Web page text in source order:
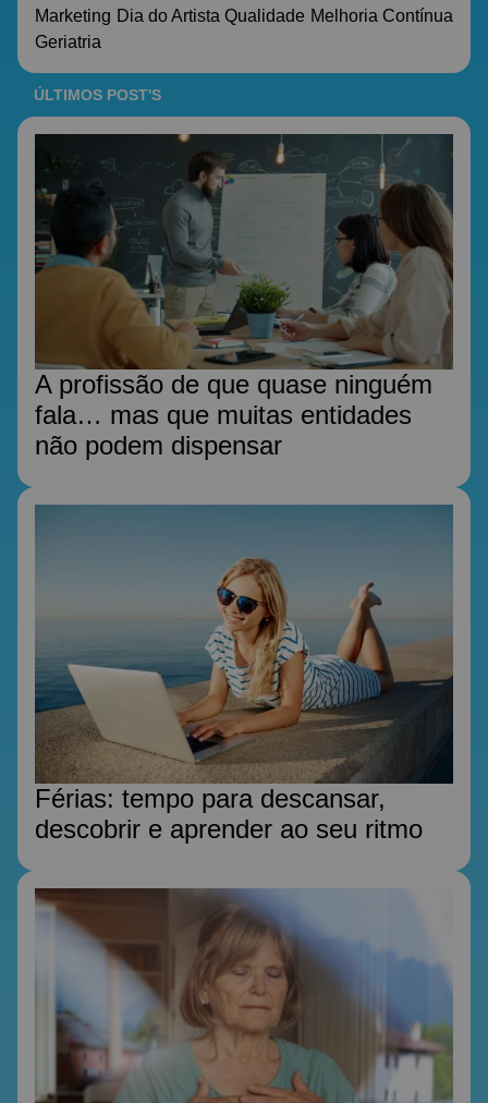
Marketing Dia do Artista Qualidade Melhoria Contínua
Geriatria
ÚLTIMOS POST'S
A profissão de que quase ninguém
fala… mas que muitas entidades
não podem dispensar
Férias: tempo para descansar,
descobrir e aprender ao seu ritmo